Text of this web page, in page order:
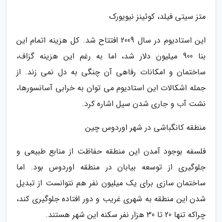
متز سیتی فیلد، کوئینز نیویورک
این استادیوم در سال 2009 افتتاح شد. کل هزینه اتمام این
بنا 900 میلیون دلار شد، اما به رغم این هزینه گزاف،
ساختمان و امکانات رفاهی آن چنگی به دل نمی زند. از
جمله اشکالات این استادیوم می توان به خرابی آسانسورها،
نشت آب و جاری شدن سیل اشاره کرد.
منطقه کانگباشی در شهر اوردوس چین
فلسفه بوجود آمدن این منطقه حفاظت از منابع طبیعی و
جلوگیری از توسعه بیابان در منطقه اوردوس بود. اما
ساختمان سازی برای یک میلیون نفر هم نتوانست از تبدیل
شدن این منطقه به شهری غریب و دور افتاده جلوگیری کند،
چراکه تنها 20 تا 30 هزار نفر سکنه این شهر هستند.